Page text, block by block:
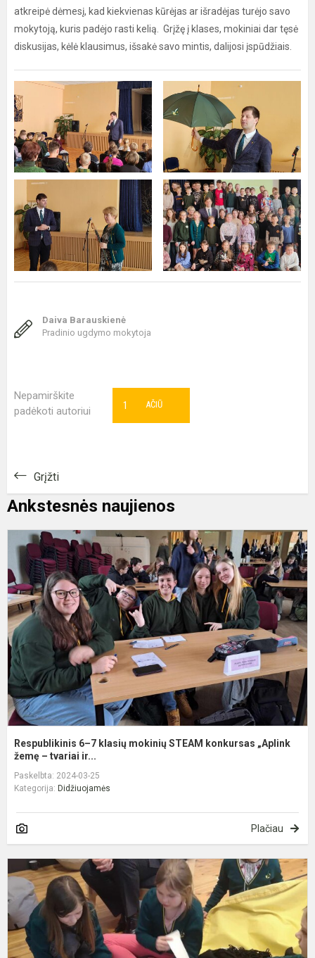
atkreipė dėmesį, kad kiekvienas kūrėjas ar išradėjas turėjo savo
mokytoją, kuris padėjo rasti kelią. Grįžę į klases, mokiniai dar tęsė
diskusijas, kėlė klausimus, išsakė savo mintis, dalijosi įspūdžiais.
Daiva Barauskienė
Pradinio ugdymo mokytoja
Nepamirškite
padėkoti autoriui
AČIŪ
1
Grįžti
Ankstesnės naujienos
Respublikinis 6–7 klasių mokinių STEAM konkursas „Aplink
žemę – tvariai ir...
Paskelbta: 2024-03-25
Kategorija: Didžiuojamės
Plačiau